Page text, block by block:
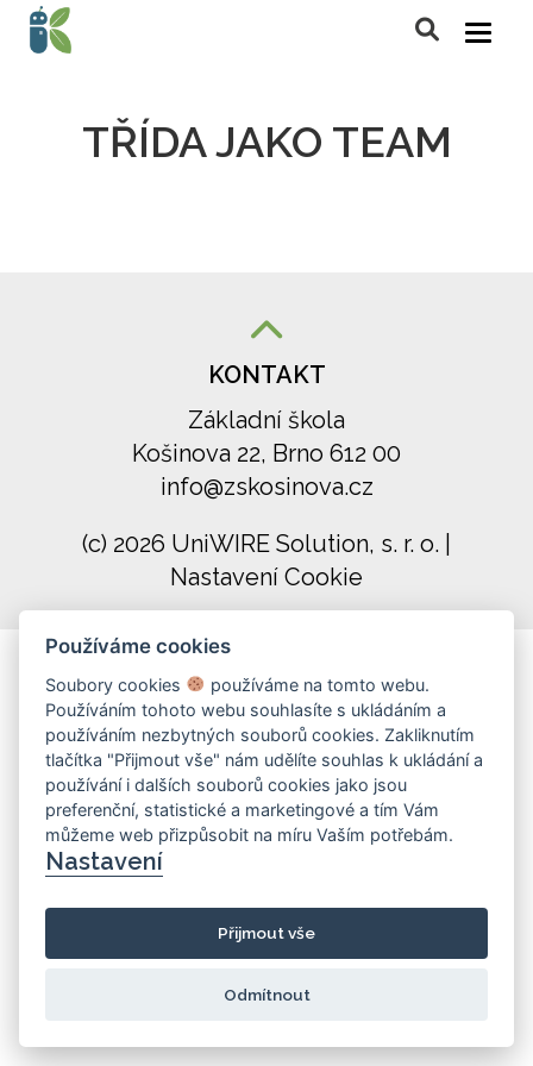
TŘÍDA JAKO TEAM
KONTAKT
Základní škola
Košinova 22, Brno 612 00
info@zskosinova.cz
(c) 2026 UniWIRE Solution, s. r. o.
Nastavení Cookie
Používáme cookies
Soubory cookies
používáme na tomto webu.
Používáním tohoto webu souhlasíte s ukládáním a
používáním nezbytných souborů cookies. Zakliknutím
tlačítka "Přijmout vše" nám udělíte souhlas k ukládání a
používání i dalších souborů cookies jako jsou
preferenční, statistické a marketingové a tím Vám
můžeme web přizpůsobit na míru Vaším potřebám.
Nastavení
Přijmout vše
Odmítnout